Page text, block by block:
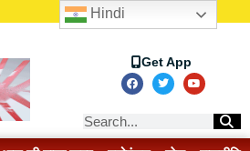
Get App
Hindi